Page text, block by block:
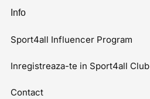
Info
Sport4all Influencer Program
Inregistreaza-te in Sport4all Club
Contact